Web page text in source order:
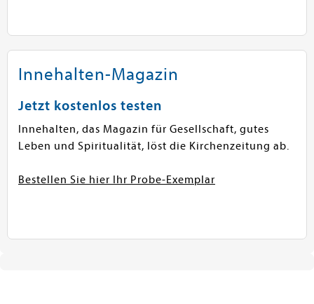
Innehalten-Magazin
Jetzt kostenlos testen
Innehalten, das Magazin für Gesellschaft, gutes
Leben und Spiritualität, löst die Kirchenzeitung ab.
Bestellen Sie hier Ihr Probe-Exemplar